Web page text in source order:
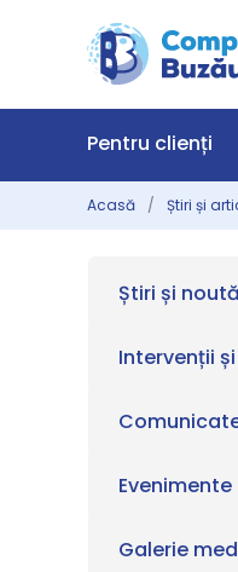
Pentru clienți
Acasă Știri și
Știri și
Intervenții
Evenimente
Galerie